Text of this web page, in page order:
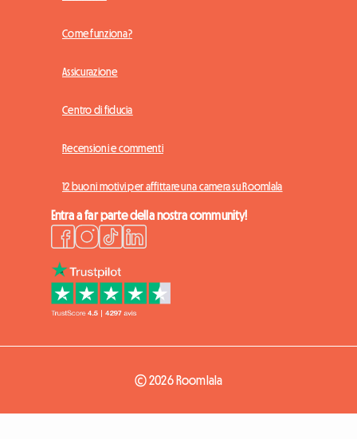
Come funziona?
Assicurazione
Centro di fiducia
Recensioni e commenti
12 buoni motivi per affittare una camera su Roomlala
Entra a far parte della nostra community!
© 2026 Roomlala